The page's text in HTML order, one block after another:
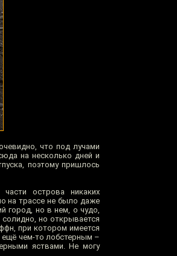
что под лучами
на несколько дней и
поэтому пришлось
острова никаких
на трассе не было даже
город, но в нем, о чудо,
но открывается
при котором имеется
чем-то лобстерным –
яствами. Не могу